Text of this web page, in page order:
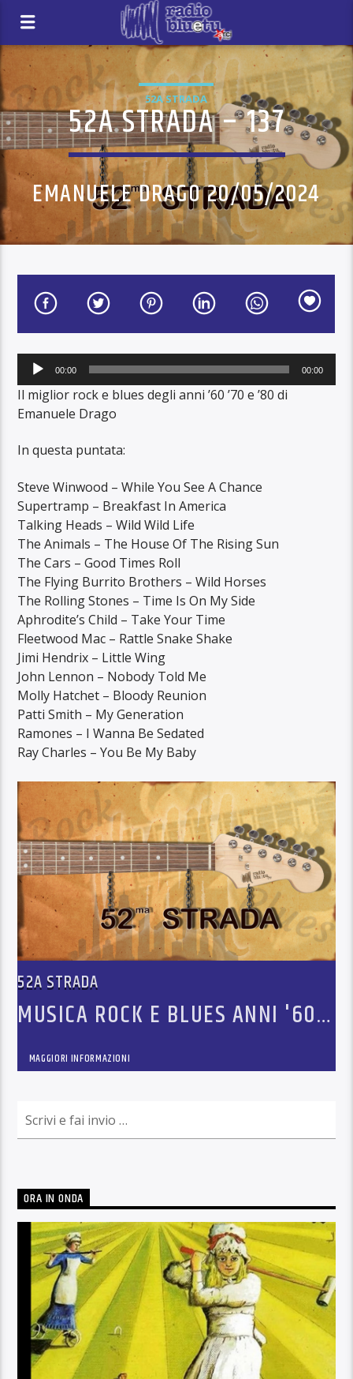
52A STRADA
52A STRADA – 137
EMANUELE DRAGO 20/05/2024
Audio
Player
00:00 00:00
Il miglior rock e blues degli anni ’60 ’70 e ’80 di
Emanuele Drago
In questa puntata:
Steve Winwood – While You See A Chance
Supertramp – Breakfast In America
Talking Heads – Wild Wild Life
The Animals – The House Of The Rising Sun
The Cars – Good Times Roll
The Flying Burrito Brothers – Wild Horses
The Rolling Stones – Time Is On My Side
Aphrodite’s Child – Take Your Time
Fleetwood Mac – Rattle Snake Shake
Jimi Hendrix – Little Wing
John Lennon – Nobody Told Me
Molly Hatchet – Bloody Reunion
Patti Smith – My Generation
Ramones – I Wanna Be Sedated
Ray Charles – You Be My Baby
52A STRADA
MUSICA ROCK E BLUES ANNI '60-
MAGGIORI INFORMAZIONI
ORA IN ONDA